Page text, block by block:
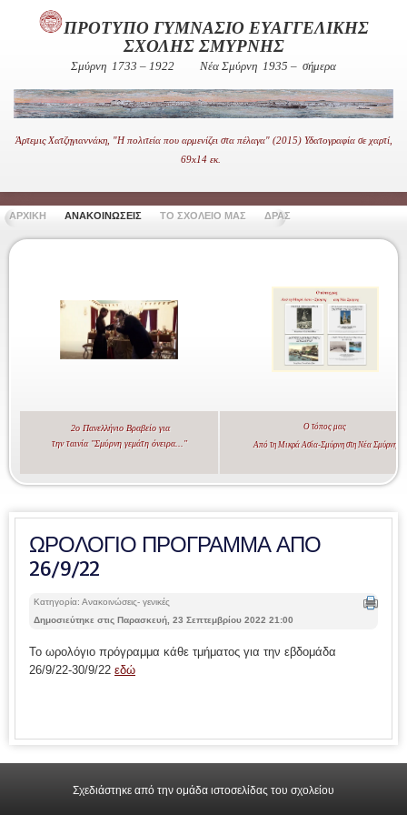
ΠΡΟΤΥΠΟ ΓΥΜΝΑΣΙΟ ΕΥΑΓΓΕΛΙΚΗΣ
ΣΧΟΛΗΣ ΣΜΥΡΝΗΣ
Σμύρνη 1733 – 1922 Νέα Σμύρνη 1935 – σήμερα
Άρτεμις Χατζηγιαννάκη, "Η πολιτεία που αρμενίζει στα πέλαγα" (2015) Υδατογραφία σε χαρτί,
69x14 εκ.
ΑΡΧΙΚΗ ΑΝΑΚΟΙΝΩΣΕΙΣ ΤΟ ΣΧΟΛΕΙΟ ΜΑΣ ΔΡΑΣΤΗΡΙΟΤΗΤΕΣ
2ο Πανελλήνιο Βραβείο για
την ταινία "Σμύρνη γεμάτη όνειρα..."
Ο τόπος μας
Από τη Μικρά Ασία-Σμύρνη στη Νέα Σμύρνη
ΩΡΟΛΟΓΙΟ ΠΡΟΓΡΑΜΜΑ ΑΠΟ
26/9/22
Κατηγορία: Ανακοινώσεις- γενικές
Δημοσιεύτηκε στις Παρασκευή, 23 Σεπτεμβρίου 2022 21:00
Το ωρολόγιο πρόγραμμα κάθε τμήματος για την εβδομάδα
26/9/22-30/9/22 εδώ
Σχεδιάστηκε από την ομάδα ιστοσελίδας του σχολείου